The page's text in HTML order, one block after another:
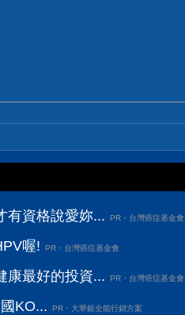
有資格說愛妳... PR・台灣癌症基金會
喔! PR・台灣癌症基金會
康最好的投資... PR・台灣癌症基金會
KO... PR・大華銀全能行銷方案